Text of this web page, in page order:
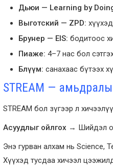
Дьюи — Learning by
Выготский — ZPD:
Брунер — EIS: бодитоос
Пиаже: 4–7 нас бол
Блүүм: санахаас бүтээх
STREAM —
STREAM бол зүгээр л
Асуудлыг ойлгох → Шийдэл
Энэ гурван алхам нь Science,
Хүүхэд тусдаа хичээл